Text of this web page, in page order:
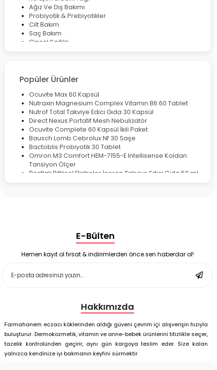
Ağız Ve Diş Bakımı
Probiyotik & Prebiyotikler
Cilt Bakım
Saç Bakım
Cinsel Sağlık
Popüler Ürünler
Ocuvite Max 60 Kapsül
Nutraxin Magnesium Complex Vitamin B6 60 Tablet
Nutrof Total Takviye Edici Gıda 30 Kapsül
Direct Nexus Portatif Mesh Nebulizatör
Ocuvite Complete 60 Kapsül İkili Paket
Bausch Lomb Cebrolux Nf 30 Saşe
Bactoblis Probiyotik 30 Tablet
Omron M3 Comfort HEM-7155-E Intellisense Koldan
Tansiyon Ölçer
Bestlak Bitkisel Ekstreler İçeren Takviye Edici Gıda 50 ml
Enterogermina Family 5 ml 20 Flakon
Deep Flex Stres Azaltıcı ve Enerji Dengeleyici Topraklama
Matı Set 40x60 cm
Deep Flex Stres Azaltıcı ve Enerji Dengeleyici Topraklama
E-Bülten
Hemen kayıt ol fırsat & indirimlerden önce sen haberdar ol!
Hakkımızda
Farmahanem eczacı köklerinden aldığı güveni çevrim içi alışverişin hızıyla
buluşturur. Dermokozmetik, vitamin ve anne-bebek ürünlerini titizlikle seçer,
tazelik kontrolünden geçirir, aynı gün kargoya teslim eder. Size kalan
yalnızca kendinize iyi bakmanın keyfini sürmektir